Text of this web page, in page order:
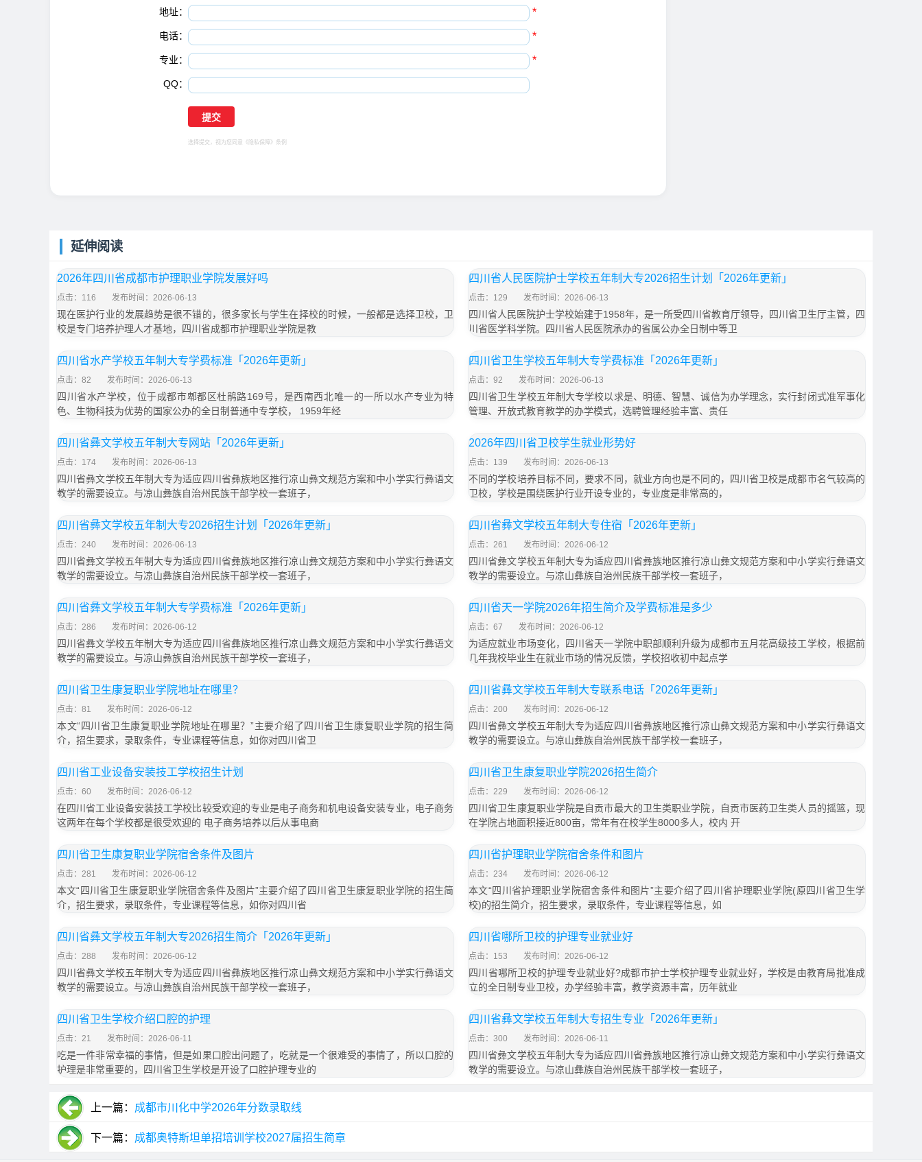
地址： *
电话： *
专业： *
QQ：
选择提交，视为您同意 《隐私保障》 条例
延伸阅读
2026年四川省成都市护理职业学院发展好吗
点击：116 发布时间：2026-06-13
现在医护行业的发展趋势是很不错的，很多家长与学生在择校的时候，一般都是选择卫校，卫
校是专门培养护理人才基地，四川省成都市护理职业学院是教
四川省人民医院护士学校五年制大专2026招生计划「2026年更新」
点击：129 发布时间：2026-06-13
四川省人民医院护士学校始建于1958年，是一所受四川省教育厅领导，四川省卫生厅主管，四
川省医学科学院。四川省人民医院承办的省属公办全日制中等卫
四川省水产学校五年制大专学费标准「2026年更新」
点击：82 发布时间：2026-06-13
四川省水产学校，位于成都市郫都区杜鹃路169号，是西南西北唯一的一所以水产专业为特
色、生物科技为优势的国家公办的全日制普通中专学校， 1959年经
四川省卫生学校五年制大专学费标准「2026年更新」
点击：92 发布时间：2026-06-13
四川省卫生学校五年制大专学校以求是、明德、智慧、诚信为办学理念，实行封闭式准军事化
管理、开放式教育教学的办学模式，选聘管理经验丰富、责任
四川省彝文学校五年制大专网站「2026年更新」
点击：174 发布时间：2026-06-13
四川省彝文学校五年制大专为适应四川省彝族地区推行凉山彝文规范方案和中小学实行彝语文
教学的需要设立。与凉山彝族自治州民族干部学校一套班子，
2026年四川省卫校学生就业形势好
点击：139 发布时间：2026-06-13
不同的学校培养目标不同，要求不同，就业方向也是不同的，四川省卫校是成都市名气较高的
卫校，学校是围绕医护行业开设专业的，专业度是非常高的，
四川省彝文学校五年制大专2026招生计划「2026年更新」
点击：240 发布时间：2026-06-13
四川省彝文学校五年制大专为适应四川省彝族地区推行凉山彝文规范方案和中小学实行彝语文
教学的需要设立。与凉山彝族自治州民族干部学校一套班子，
四川省彝文学校五年制大专住宿「2026年更新」
点击：261 发布时间：2026-06-12
四川省彝文学校五年制大专为适应四川省彝族地区推行凉山彝文规范方案和中小学实行彝语文
教学的需要设立。与凉山彝族自治州民族干部学校一套班子，
四川省彝文学校五年制大专学费标准「2026年更新」
点击：286 发布时间：2026-06-12
四川省彝文学校五年制大专为适应四川省彝族地区推行凉山彝文规范方案和中小学实行彝语文
教学的需要设立。与凉山彝族自治州民族干部学校一套班子，
四川省天一学院2026年招生简介及学费标准是多少
点击：67 发布时间：2026-06-12
为适应就业市场变化，四川省天一学院中职部顺利升级为成都市五月花高级技工学校，根据前
几年我校毕业生在就业市场的情况反馈，学校招收初中起点学
四川省卫生康复职业学院地址在哪里？
点击：81 发布时间：2026-06-12
本文“四川省卫生康复职业学院地址在哪里？”主要介绍了四川省卫生康复职业学院的招生简
介，招生要求，录取条件，专业课程等信息，如你对四川省卫
四川省彝文学校五年制大专联系电话「2026年更新」
点击：200 发布时间：2026-06-12
四川省彝文学校五年制大专为适应四川省彝族地区推行凉山彝文规范方案和中小学实行彝语文
教学的需要设立。与凉山彝族自治州民族干部学校一套班子，
四川省工业设备安装技工学校招生计划
点击：60 发布时间：2026-06-12
在四川省工业设备安装技工学校比较受欢迎的专业是电子商务和机电设备安装专业，电子商务
这两年在每个学校都是很受欢迎的 电子商务培养以后从事电商
四川省卫生康复职业学院2026招生简介
点击：229 发布时间：2026-06-12
四川省卫生康复职业学院是自贡市最大的卫生类职业学院，自贡市医药卫生类人员的摇篮，现
在学院占地面积接近800亩，常年有在校学生8000多人，校内 开
四川省卫生康复职业学院宿舍条件及图片
点击：281 发布时间：2026-06-12
本文“四川省卫生康复职业学院宿舍条件及图片”主要介绍了四川省卫生康复职业学院的招生简
介，招生要求，录取条件，专业课程等信息，如你对四川省
四川省护理职业学院宿舍条件和图片
点击：234 发布时间：2026-06-12
本文“四川省护理职业学院宿舍条件和图片”主要介绍了四川省护理职业学院(原四川省卫生学
校)的招生简介，招生要求，录取条件，专业课程等信息，如
四川省彝文学校五年制大专2026招生简介「2026年更新」
点击：288 发布时间：2026-06-12
四川省彝文学校五年制大专为适应四川省彝族地区推行凉山彝文规范方案和中小学实行彝语文
教学的需要设立。与凉山彝族自治州民族干部学校一套班子，
四川省哪所卫校的护理专业就业好
点击：153 发布时间：2026-06-12
四川省哪所卫校的护理专业就业好?成都市护士学校护理专业就业好，学校是由教育局批准成
立的全日制专业卫校，办学经验丰富，教学资源丰富，历年就业
四川省卫生学校介绍口腔的护理
点击：21 发布时间：2026-06-11
吃是一件非常幸福的事情，但是如果口腔出问题了，吃就是一个很难受的事情了，所以口腔的
护理是非常重要的，四川省卫生学校是开设了口腔护理专业的
四川省彝文学校五年制大专招生专业「2026年更新」
点击：300 发布时间：2026-06-11
四川省彝文学校五年制大专为适应四川省彝族地区推行凉山彝文规范方案和中小学实行彝语文
教学的需要设立。与凉山彝族自治州民族干部学校一套班子，
上一篇： 成都市川化中学2026年分数录取线
下一篇： 成都奥特斯坦单招培训学校2027届招生简章